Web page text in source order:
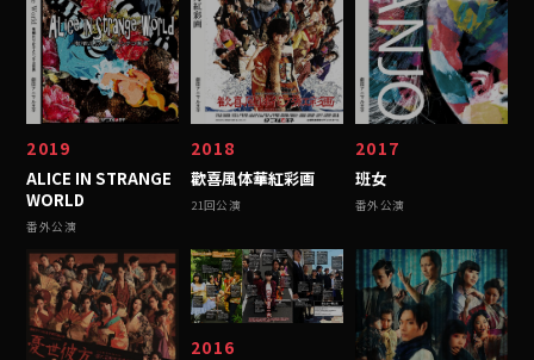
2019
ALICE IN STRANGE
WORLD
番外公演
2018
歡喜風体華紅彩画
21回公演
2017
班女
番外公演
2016